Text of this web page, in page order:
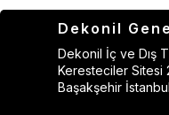
Dekonil
Dekonil İç ve Dış
Keresteciler Sitesi
Başakşehir